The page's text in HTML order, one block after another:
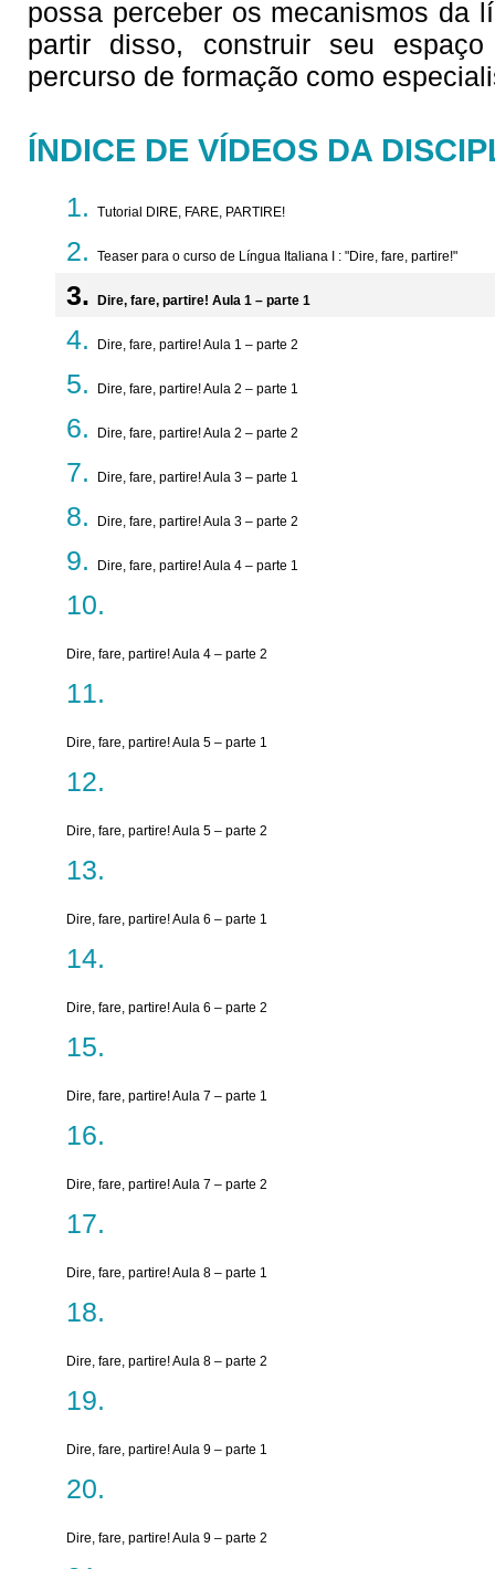
possa perceber os mecanismos da
partir disso, construir seu
percurso de formação como
ÍNDICE DE VÍDEOS DA
Tutorial DIRE, FARE, PARTIRE!
Teaser para o curso de Língua Italiana I : "Dire, fare, partire!"
Dire, fare, partire! Aula 1 – parte 1
Dire, fare, partire! Aula 1 – parte 2
Dire, fare, partire! Aula 2 – parte 1
Dire, fare, partire! Aula 2 – parte 2
Dire, fare, partire! Aula 3 – parte 1
Dire, fare, partire! Aula 3 – parte 2
Dire, fare, partire! Aula 4 – parte 1
Dire, fare, partire! Aula 4 – parte 2
Dire, fare, partire! Aula 5 – parte 1
Dire, fare, partire! Aula 5 – parte 2
Dire, fare, partire! Aula 6 – parte 1
Dire, fare, partire! Aula 6 – parte 2
Dire, fare, partire! Aula 7 – parte 1
Dire, fare, partire! Aula 7 – parte 2
Dire, fare, partire! Aula 8 – parte 1
Dire, fare, partire! Aula 8 – parte 2
Dire, fare, partire! Aula 9 – parte 1
Dire, fare, partire! Aula 9 – parte 2